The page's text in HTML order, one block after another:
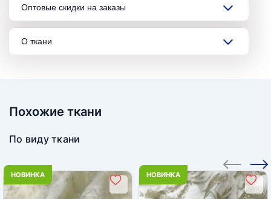
Оптовые скидки на заказы
О ткани
Похожие ткани
По виду ткани
НОВИНКА НОВИНКА